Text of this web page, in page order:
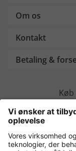
Om os
Kontakt
Betaling &
Flere webshops